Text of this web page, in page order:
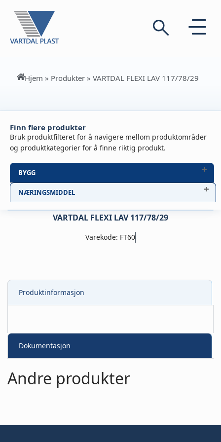
Hjem » Produkter » VARTDAL FLEXI LAV 117/78/29
Finn flere produkter
Bruk produktfilteret for å navigere mellom produktområder
og produktkategorier for å finne riktig produkt.
BYGG
NÆRINGSMIDDEL
VARTDAL FLEXI LAV 117/78/29
Varekode: FT60
Produktinformasjon
Dokumentasjon
Andre produkter